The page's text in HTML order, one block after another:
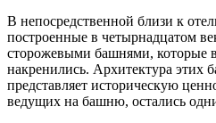
В непосредственной близи к
построенные в четырнадцатом
сторожевыми башнями, которые
накренились. Архитектура этих
представляет историческую
ведущих на башню, остались